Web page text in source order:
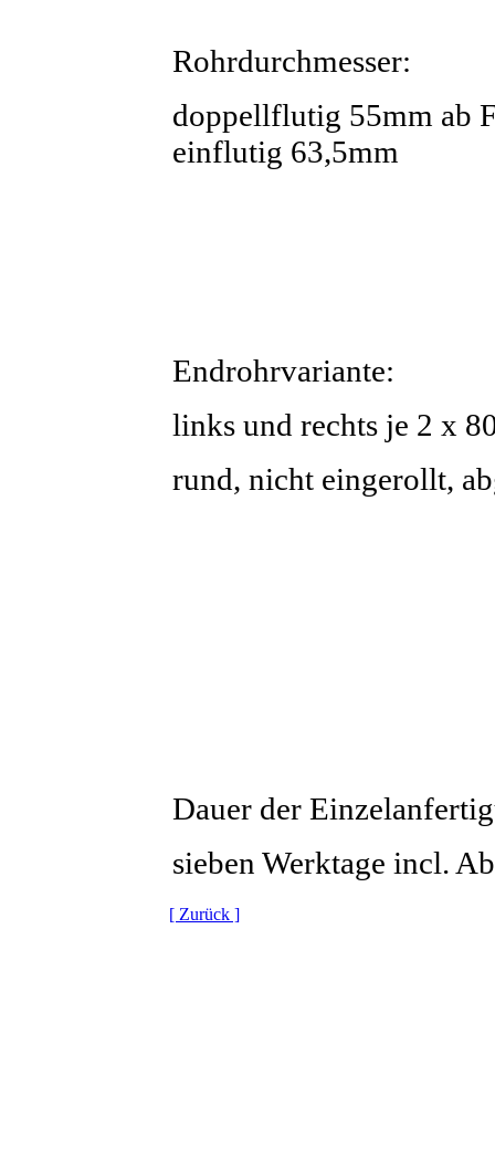
Rohrdurchmesser:
doppellflutig 55mm ab
einflutig 63,5mm
Endrohrvariante:
links und rechts je 2 x
rund, nicht eingerollt,
Dauer der
sieben Werktage incl.
[ Zurück ]